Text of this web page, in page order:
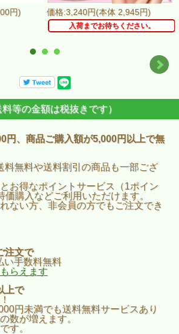
円) 価格:3,240円(本体 2,945円)
入荷までお待ちください。
料等の金額は税抜きです）
円、商品ご購入額が5,000円以上で無
料無料や送料割引の商品も一部ござ
お得なポイントサービス（1ポイン
価購入などご利用いただけます。
ない方、非会員の方でもご注文でき
注文で
い手数料無料
らえます
上で
円未満でも送料無料サービスあり
の数が増えます。
す。